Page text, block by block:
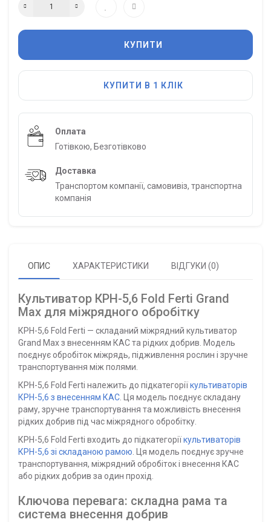
КУПИТИ
КУПИТИ В 1 КЛІК
Оплата
Готівкою, Безготівково
Доставка
Транспортом компанії, самовивіз, транспортна
компанія
ОПИС ХАРАКТЕРИСТИКИ ВІДГУКИ (0)
Культиватор КРН-5,6 Fold Ferti Grand
Max для міжрядного обробітку
КРН-5,6 Fold Ferti — складаний міжрядний культиватор
Grand Max з внесенням КАС та рідких добрив. Модель
поєднує обробіток міжрядь, підживлення рослин і зручне
транспортування між полями.
КРН-5,6 Fold Ferti належить до підкатегоріїкультиваторів
КРН-5,6 з внесенням КАС . Ця модель поєднує складану
раму, зручне транспортування та можливість внесення
рідких добрив під час міжрядного обробітку.
КРН-5,6 Fold Ferti входить до підкатегоріїкультиваторів
КРН-5,6 зі складаною рамою . Ця модель поєднує зручне
транспортування, міжрядний обробіток і внесення КАС
або рідких добрив за один прохід.
Ключова перевага: складна рама та
система внесення добрив